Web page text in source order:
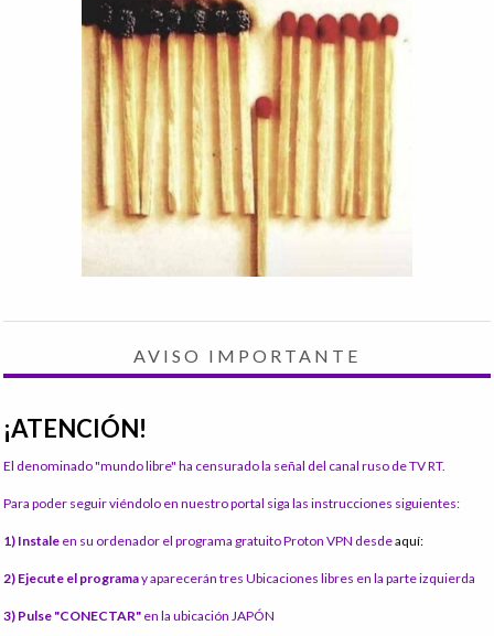
AVISO IMPORTANTE
¡ATENCIÓN!
El denominado "mundo libre" ha censurado la señal del canal ruso de TV RT.
Para poder seguir viéndolo en nuestro portal siga las instrucciones siguientes:
1) Instale en su ordenador el programa gratuito Proton VPN desdeaquí:
2) Ejecute el programay aparecerán tres Ubicaciones libres en la parte izquierda
3) Pulse "CONECTAR" en la ubicación JAPÓN